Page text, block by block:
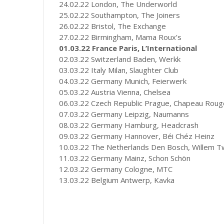
24.02.22 London, The Underworld
25.02.22 Southampton, The Joiners
26.02.22 Bristol, The Exchange
27.02.22 Birmingham, Mama Roux’s
01.03.22 France Paris, L’International
02.03.22 Switzerland Baden, Werkk
03.03.22 Italy Milan, Slaughter Club
04.03.22 Germany Munich, Feierwerk
05.03.22 Austria Vienna, Chelsea
06.03.22 Czech Republic Prague, Chapeau
07.03.22 Germany Leipzig, Naumanns
08.03.22 Germany Hamburg, Headcrash
09.03.22 Germany Hannover, Béi Chéz Heinz
10.03.22 The Netherlands Den Bosch, Willem
11.03.22 Germany Mainz, Schon Schön
12.03.22 Germany Cologne, MTC
13.03.22 Belgium Antwerp, Kavka